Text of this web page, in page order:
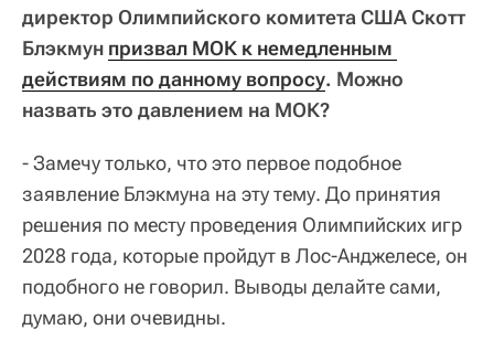
директор Олимпийского комитета США Скотт
Блэкмун призвал МОК к немедленным
действиям по данному вопросу. Можно
назвать это давлением на МОК?
- Замечу только, что это первое подобное
заявление Блэкмуна на эту тему. До принятия
решения по месту проведения Олимпийских игр
2028 года, которые пройдут в Лос-Анджелесе, он
подобного не говорил. Выводы делайте сами,
думаю, они очевидны.